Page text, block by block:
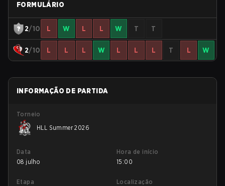
FORMULÁRIO
2/10 L W L L W T T
2/10 L L L W L L L T L W
INFORMAÇÃO DE PARTIDA
Torneio
HLL Summer 2026
Data
08 julho
Hora de início
15:00
Etapa
Localização